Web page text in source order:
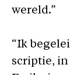
wereld.”
“Ik
scriptie,